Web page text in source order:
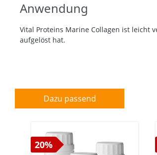
Anwendung
Vital Proteins Marine Collagen ist leicht
aufgelöst hat.
Dazu passend
20%